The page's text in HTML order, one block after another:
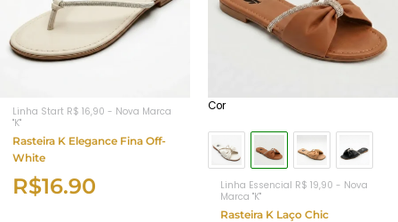
Linha Start R$ 16,90 - Nova Marca
"K"
Rasteira K Elegance Fina Off-
White
R$16.90
Cor
Linha Essencial R$ 19,90 - Nova
Marca "K"
Rasteira K Laço Chic